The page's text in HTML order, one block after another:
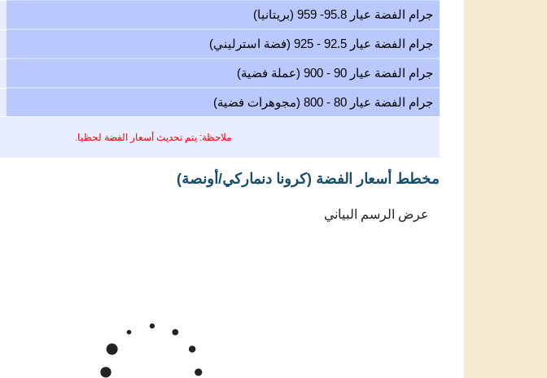
ملاحظة: يتم تحديث أسعار الفضة لحظيا.
جرام الفضة عيار 95.8- 959 (بريتانيا)
جرام الفضة عيار 92.5 - 925 (فضة استرليني)
جرام الفضة عيار 90 - 900 (عملة فضية)
جرام الفضة عيار 80 - 800 (مجوهرات فضية)
مخطط أسعار الفضة (كرونا دنماركي/أونصة)